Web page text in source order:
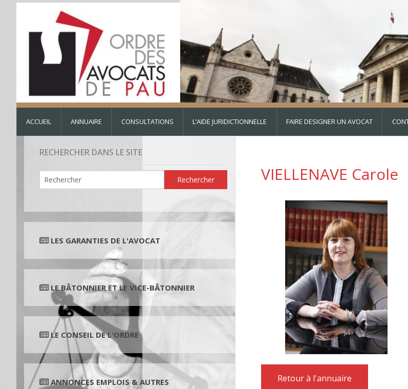
ACCUEIL ANNUAIRE CONSULTATIONS L’AIDE JURIDICTIONNELLE FAIRE DESIGNER UN AVOCAT
RECHERCHER DANS LE SITE
LES GARANTIES DE L'AVOCAT
LE BÂTONNIER ET LE VICE-BÂTONNIER
LE CONSEIL DE L'ORDRE
ANNONCES EMPLOIS & AUTRES
VIELLENAVE Carole
Retour à l'annuaire